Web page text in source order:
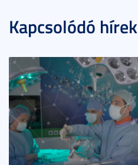
Kapcsolódó hírek